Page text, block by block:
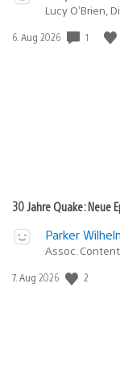
Lucy O’Brien,
Veröffentlichungsdatum:
6. Aug 2026 1
30 Jahre Quake:
Parker
Assoc.
Veröffentlichungsdatum:
7. Aug 2026 2